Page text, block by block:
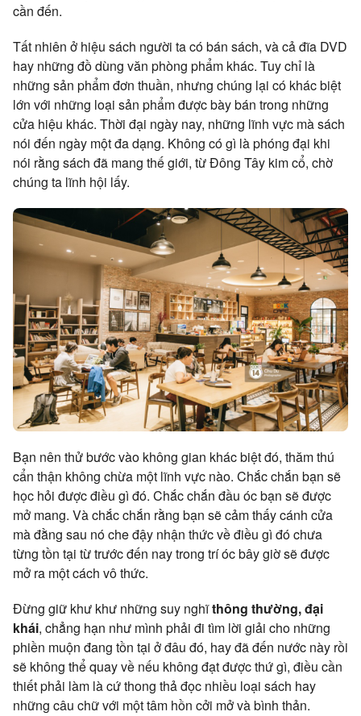
cần đến.
Tất nhiên ở hiệu sách người ta có bán sách, và cả đĩa DVD
hay những đồ dùng văn phòng phẩm khác. Tuy chỉ là
những sản phẩm đơn thuần, nhưng chúng lại có khác biệt
lớn với những loại sản phẩm được bày bán trong những
cửa hiệu khác. Thời đại ngày nay, những lĩnh vực mà sách
nói đến ngày một đa dạng. Không có gì là phóng đại khi
nói rằng sách đã mang thế giới, từ Đông Tây kim cổ, chờ
chúng ta lĩnh hội lấy.
Bạn nên thử bước vào không gian khác biệt đó, thăm thú
cẩn thận không chừa một lĩnh vực nào. Chắc chắn bạn sẽ
học hỏi được điều gì đó. Chắc chắn đầu óc bạn sẽ được
mở mang. Và chắc chắn rằng bạn sẽ cảm thấy cánh cửa
mà đằng sau nó che đậy nhận thức về điều gì đó chưa
từng tồn tại từ trước đến nay trong trí óc bây giờ sẽ được
mở ra một cách vô thức.
Đừng giữ khư khư những suy nghĩthông thường, đại
khái, chẳng hạn như mình phải đi tìm lời giải cho những
phiền muộn đang tồn tại ở đâu đó, hay đã đến nước này rồi
sẽ không thể quay về nếu không đạt được thứ gì, điều cần
thiết phải làm là cứ thong thả đọc nhiều loại sách hay
những câu chữ với một tâm hồn cởi mở và bình thản.